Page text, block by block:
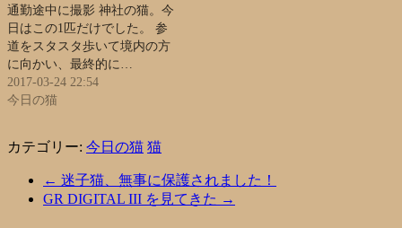
通勤途中に撮影 神社の猫。今
日はこの1匹だけでした。 参
道をスタスタ歩いて境内の方
に向かい、最終的に…
2017-03-24 22:54
今日の猫
カテゴリー: 今日の猫 猫
← 迷子猫、無事に保護されました！
GR DIGITAL III を見てきた →